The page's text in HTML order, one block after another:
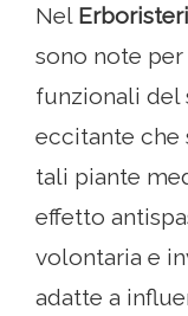
Nel
sono note
funzionali del
eccitante che
tali piante
effetto
volontaria e
adatte a